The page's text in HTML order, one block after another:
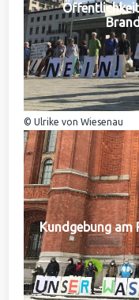
© Ulrike von Wiesenau
Kundgebung am